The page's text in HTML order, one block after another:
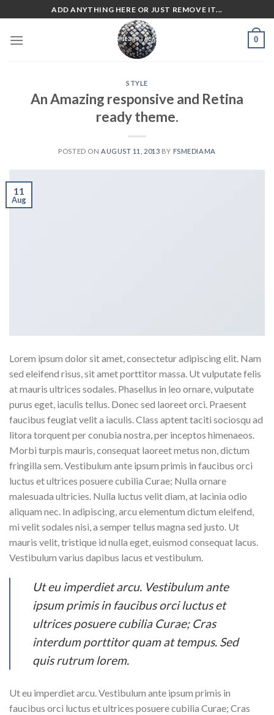
to
content
ADD ANYTHING HERE OR JUST REMOVE IT...
0
STYLE
An Amazing responsive and Retina
ready theme.
POSTED ON AUGUST 11, 2013 BY FSMEDIAMA
11
Aug
Lorem ipsum dolor sit amet, consectetur adipiscing elit. Nam
sed eleifend risus, sit amet porttitor massa. Ut vulputate felis
at mauris ultrices sodales. Phasellus in leo ornare, vulputate
purus eget, iaculis tellus. Donec sed laoreet orci. Praesent
faucibus feugiat velit a iaculis. Class aptent taciti sociosqu ad
litora torquent per conubia nostra, per inceptos himenaeos.
Morbi turpis mauris, consequat laoreet metus non, dictum
fringilla sem. Vestibulum ante ipsum primis in faucibus orci
luctus et ultrices posuere cubilia Curae; Nulla ornare
malesuada ultricies. Nulla luctus velit diam, at lacinia odio
aliquam nec. In adipiscing, arcu elementum dictum eleifend,
mi velit sodales nisi, a semper tellus magna sed justo. Ut
mauris velit, tristique id nulla eget, euismod consequat lacus.
Vestibulum varius dapibus lacus et vestibulum.
Ut eu imperdiet arcu. Vestibulum ante
ipsum primis in faucibus orci luctus et
ultrices posuere cubilia Curae; Cras
interdum porttitor quam at tempus. Sed
quis rutrum lorem.
Ut eu imperdiet arcu. Vestibulum ante ipsum primis in
faucibus orci luctus et ultrices posuere cubilia Curae; Cras